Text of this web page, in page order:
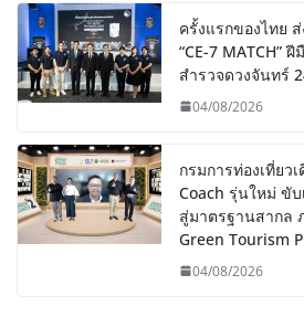
ครั้งแรกของไทย
“CE-7 MATCH”
สำรวจดวงจันทร์
04/08/2026
กรมการท่องเที่ยว
Coach รุ่นใหม่ ขับ
สู่มาตรฐานสากล
Green Tourism
04/08/2026